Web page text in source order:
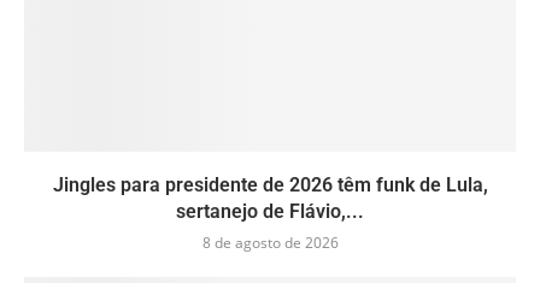
Jingles para presidente de 2026 têm funk de Lula,
sertanejo de Flávio,...
8 de agosto de 2026